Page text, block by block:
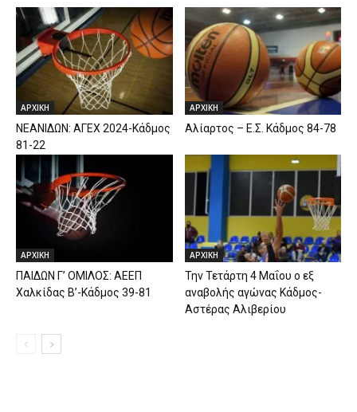
ΑΡΧΙΚΗ
ΝΕΑΝΙΔΩΝ: ΑΓΕΧ 2024-Κάδμος
81-22
ΑΡΧΙΚΗ
Αλίαρτος – Ε.Σ. Κάδμος 84-78
ΑΡΧΙΚΗ
ΠΑΙΔΩΝ Γ’ ΟΜΙΛΟΣ: ΑΕΕΠ
Χαλκίδας Β’-Κάδμος 39-81
ΑΡΧΙΚΗ
Την Τετάρτη 4 Μαΐου ο εξ
αναβολής αγώνας Κάδμος-
Αστέρας Αλιβερίου